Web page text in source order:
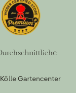
Gartencenter